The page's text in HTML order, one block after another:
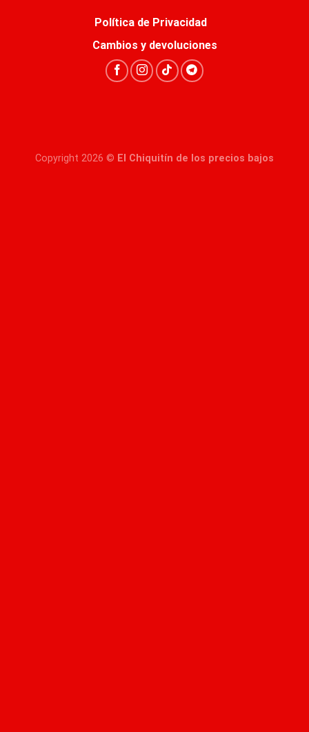
Política de Privacidad
Cambios y devoluciones
Copyright 2026 © El Chiquitín de los precios bajos